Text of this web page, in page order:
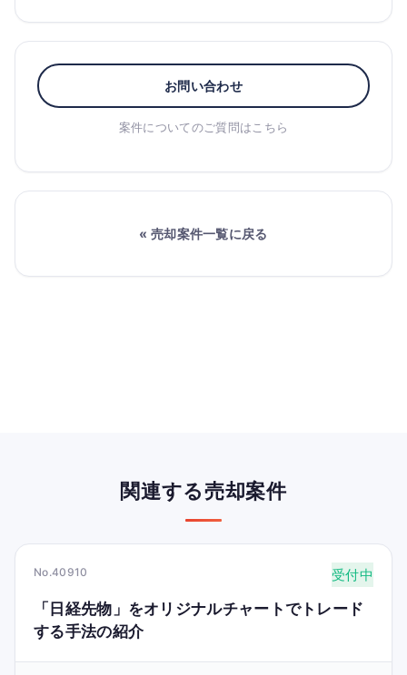
お問い合わせ
案件についてのご質問はこちら
« 売却案件一覧に戻る
関連する売却案件
No.40910 受付中
「日経先物」をオリジナルチャートでトレード
する手法の紹介